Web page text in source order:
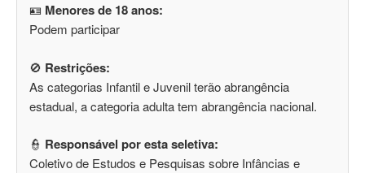
🪪 Menores de 18 anos:
Podem participar
🚫 Restrições:
As categorias Infantil e Juvenil terão abrangência
estadual, a categoria adulta tem abrangência nacional.
👮 Responsável por esta seletiva:
Coletivo de Estudos e Pesquisas sobre Infâncias e